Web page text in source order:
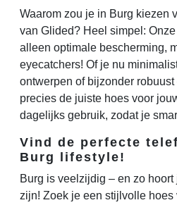
Waarom zou je in Burg kiezen
van Glided? Heel simpel:
alleen optimale bescherming,
eyecatchers! Of je nu
ontwerpen of bijzonder
precies de juiste hoes voor
dagelijks gebruik, zodat je
Vind de perfecte
Burg lifestyle!
Burg is veelzijdig – en zo
zijn! Zoek je een stijlvolle hoes